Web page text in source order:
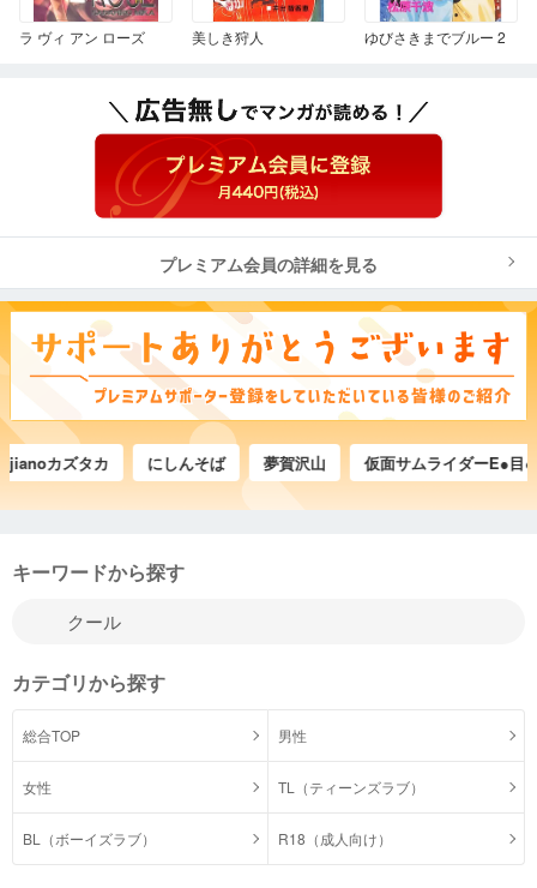
ラ ヴィ アン ローズ 美しき狩人 ゆびさきまでブルー 2
プレミアム会員の詳細を見る
カズタカ にしんそば 夢賀沢山 仮面サムライダーE●目●ﾖ
キーワードから探す
カテゴリから探す
総合TOP 男性
女性 TL（ティーンズラブ）
BL（ボーイズラブ） R18（成人向け）